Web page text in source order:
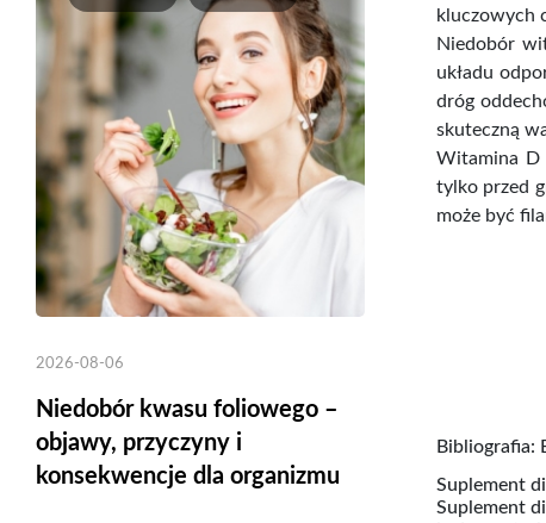
2026-08-06
Niedobór kwasu foliowego –
objawy, przyczyny i
konsekwencje dla organizmu
kluczowych
Niedobór
układu
dróg
skuteczną
Witamina D
tylko przed
może być
Bibliografia:
Suplement
Suplement